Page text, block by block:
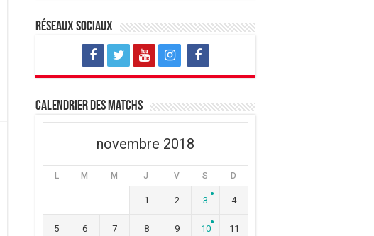
Réseaux sociaux
Calendrier des matchs
novembre 2018
L M M J V S D
1 2 3 4
5 6 7 8 9 10 11